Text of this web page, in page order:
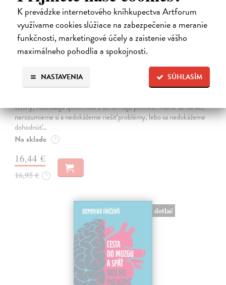
K prevádzke internetového kníhkupectva Artforum
využívame cookies slúžiace na zabezpečenie a meranie
funkčnosti, marketingové účely a zaistenie vášho
maximálneho pohodlia a spokojnosti.
SÚHLASÍM
NASTAVENIA
Sociálne siete musia byť zničené
Marec Samo| Kniha
vzťahy, rozkladajú spoločnosť a deformujú politiku. Máme sa horšie,
nerozumieme si a nedokážeme riešiť problémy, lebo sa nedokážeme
dohodnúť…
Na sklade ?
16,44 €
16,95 € ?
dotlač